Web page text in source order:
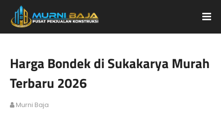
Harga Bondek di Sukakarya Murah
Terbaru 2026
Murni Baja